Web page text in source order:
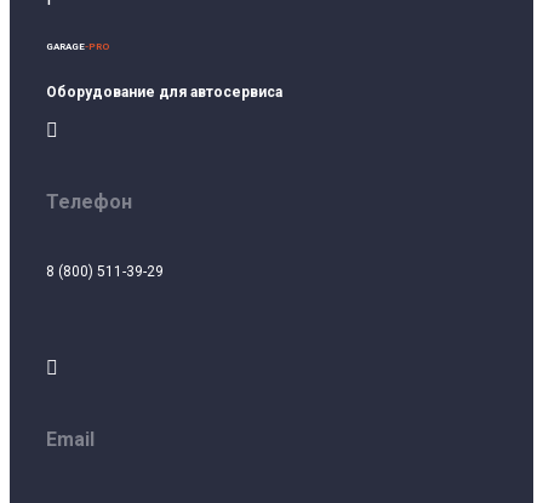
GARAGE-PRO
Оборудование для автосервиса

Телефон
8 (800) 511-39-29

Email